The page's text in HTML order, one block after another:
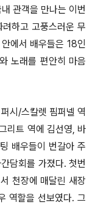
관객을 만나는 이번
려하고 고풍스러운 무
에서 배우들은 18인
노래를 편안히 마음
시/스칼렛 핌퍼넬 역
리트 역에 김선영, 바
배우들이 번갈아 주
담회를 가졌다. 첫번
천장에 매달린 새장
역할을 선보였다. 그